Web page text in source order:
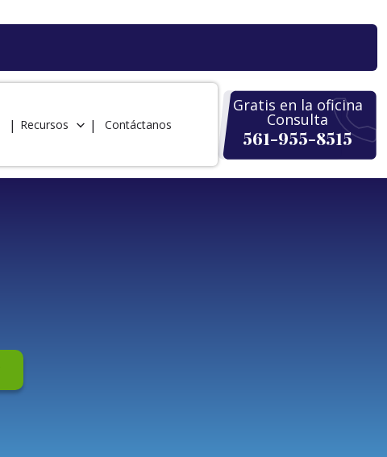
Recursos Contáctanos
Gratis en la oficina
Consulta
561-955-8515